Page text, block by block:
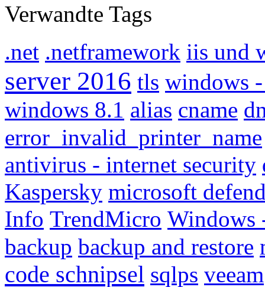
Verwandte Tags
.net .netframework iis und
server 2016 tls windows
windows 8.1 alias cname
error_invalid_printer_name
antivirus - internet security
Kaspersky microsoft
Info TrendMicro Windows
backup backup and restore
code schnipsel sqlps veeam